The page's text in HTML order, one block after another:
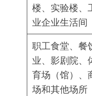
楼、实验楼、
业企业生活间
职工食堂、餐
业、影剧院、
育场（馆）、
场和其他场所